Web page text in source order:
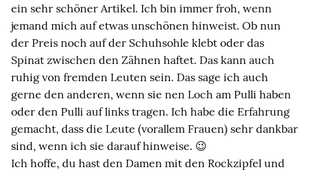
ein sehr schöner Artikel. Ich bin immer froh, wenn
jemand mich auf etwas unschönen hinweist. Ob nun
der Preis noch auf der Schuhsohle klebt oder das
Spinat zwischen den Zähnen haftet. Das kann auch
ruhig von fremden Leuten sein. Das sage ich auch
gerne den anderen, wenn sie nen Loch am Pulli haben
oder den Pulli auf links tragen. Ich habe die Erfahrung
gemacht, dass die Leute (vorallem Frauen) sehr dankbar
sind, wenn ich sie darauf hinweise. 😉
Ich hoffe, du hast den Damen mit den Rockzipfel und